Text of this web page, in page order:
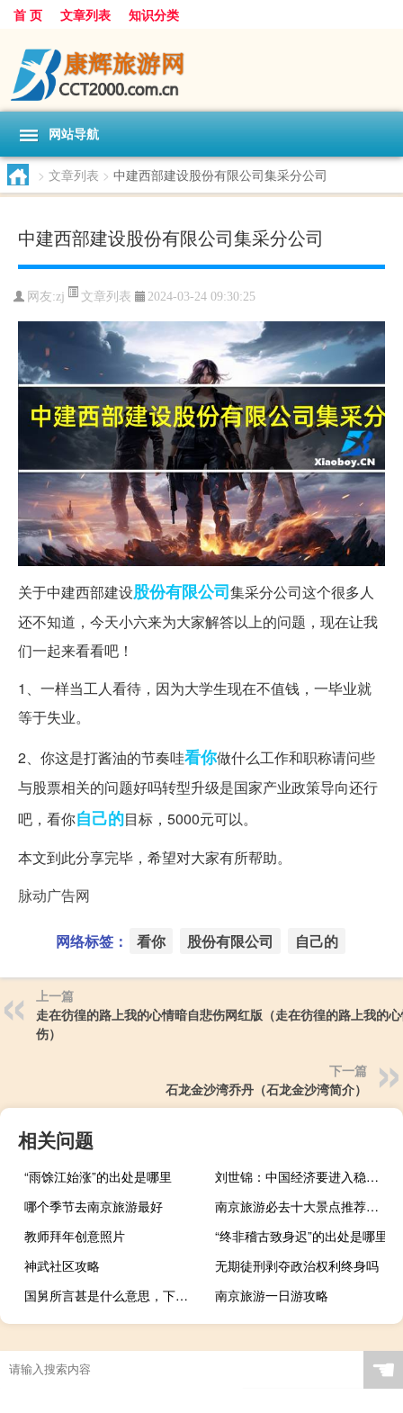
首 页 文章列表 知识分类
网站导航
> 文章列表 > 中建西部建设股份有限公司集采分公司
中建西部建设股份有限公司集采分公司
网友:zj 文章列表 2024-03-24 09:30:25
关于中建西部建设股份有限公司集采分公司这个很多人
还不知道，今天小六来为大家解答以上的问题，现在让我
们一起来看看吧！
1、一样当工人看待，因为大学生现在不值钱，一毕业就
等于失业。
2、你这是打酱油的节奏哇看你做什么工作和职称请问些
与股票相关的问题好吗转型升级是国家产业政策导向还行
吧，看你自己的目标，5000元可以。
本文到此分享完毕，希望对大家有所帮助。
脉动广告网
网络标签： 看你 股份有限公司 自己的
上一篇
走在彷徨的路上我的心情暗自悲伤网红版（走在彷徨的路上我的
伤）
下一篇
石龙金沙湾乔丹（石龙金沙湾简介）
相关问题
“雨馀江始涨”的出处是哪里
刘世锦：中国经济要进入稳增长的轨道 关键要挖掘新的增长潜能
哪个季节去南京旅游最好
南京旅游必去十大景点推荐免费
教师拜年创意照片
“终非稽古致身迟”的出处是哪里
神武社区攻略
无期徒刑剥夺政治权利终身吗
国舅所言甚是什么意思，下一句怎么接什么梗
南京旅游一日游攻略
☚